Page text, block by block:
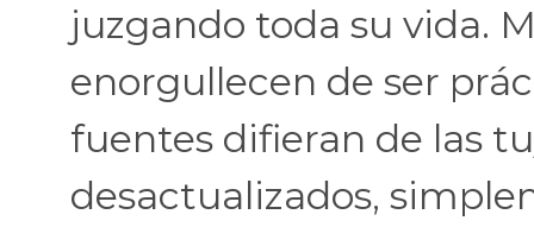
juzgando toda su vida.
enorgullecen de ser
fuentes difieran de las
desactualizados,